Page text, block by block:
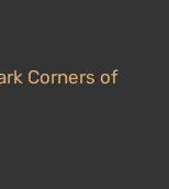
Corners of